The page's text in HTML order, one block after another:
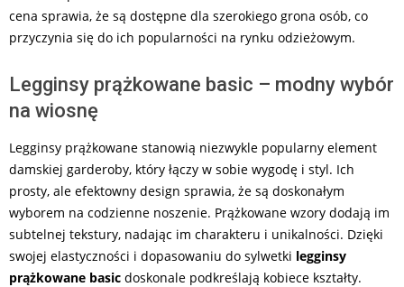
cena sprawia, że są dostępne dla szerokiego grona osób, co
przyczynia się do ich popularności na rynku odzieżowym.
Legginsy prążkowane basic – modny wybór
na wiosnę
Legginsy prążkowane stanowią niezwykle popularny element
damskiej garderoby, który łączy w sobie wygodę i styl. Ich
prosty, ale efektowny design sprawia, że są doskonałym
wyborem na codzienne noszenie. Prążkowane wzory dodają im
subtelnej tekstury, nadając im charakteru i unikalności. Dzięki
swojej elastyczności i dopasowaniu do sylwetki legginsy
prążkowane basic doskonale podkreślają kobiece kształty.